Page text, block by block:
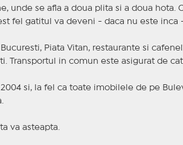
unde se afla a doua plita si a doua hota.
fel gatitul va deveni - daca nu este inca
Piata Vitan, restaurante si
Transportul in comun este asigurat de
si, la fel ca toate imobilele de pe
va asteapta.